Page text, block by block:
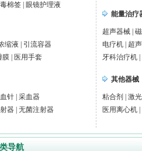
棉签 眼镜护理液
缩液
引流容器
膜 医用手套
针 采血器
器 无菌注射器
能量治疗
超声器械
电疗机
超
牙科治疗机
其他器械
粘合剂 激
医用离心机
导航